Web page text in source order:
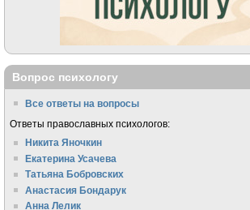
Вопрос психологу
Все ответы на вопросы
Ответы православных психологов:
Никита Яночкин
Екатерина Усачева
Татьяна Бобровских
Анастасия Бондарук
Анна Лелик